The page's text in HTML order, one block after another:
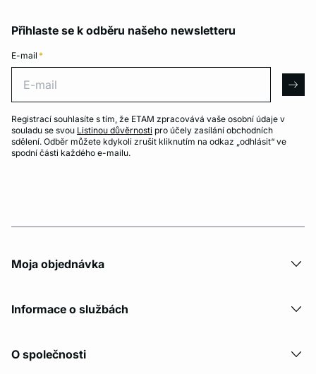
Přihlaste se k odběru našeho newsletteru
E-mail *
Registrací souhlasíte s tím, že ETAM zpracovává vaše osobní údaje v
souladu se svou Listinou důvěrnosti pro účely zasílání obchodních
sdělení. Odběr můžete kdykoli zrušit kliknutím na odkaz „odhlásit“ ve
spodní části každého e-mailu.
Moja objednávka
Informace o službách
O společnosti